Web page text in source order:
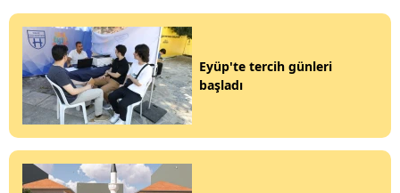
Eyüp'te tercih günleri
başladı